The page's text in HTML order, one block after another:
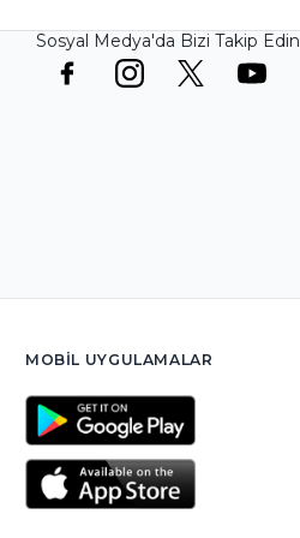
Sosyal Medya'da Bizi Takip Edin
MOBIL UYGULAMALAR